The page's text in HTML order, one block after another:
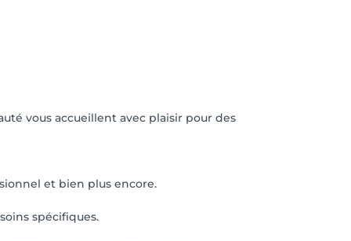
vous accueillent avec plaisir pour des
et bien plus encore.
spécifiques.